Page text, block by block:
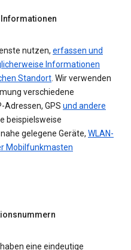
nutzen, erfassen und
Informationen
Standort. Wir verwenden
verschiedene
Adressen, GPS und andere
beispielsweise
gelegene Geräte, WLAN-
Mobilfunkmasten
eine eindeutige